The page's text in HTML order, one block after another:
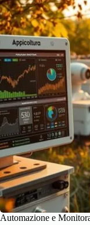
Automazione e